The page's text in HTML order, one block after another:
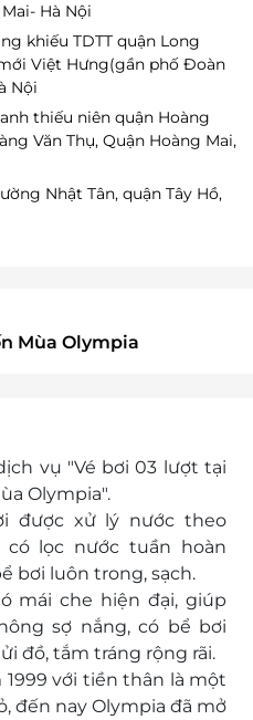
Hà Nội
khiếu TDTT quận Long
Việt Hưng(gần phố Đoàn
Nội
thiếu niên quận Hoàng
Văn Thụ, Quận Hoàng Mai,
Nhật Tân, quận Tây Hồ,
Mùa Olympia
vụ "Vé bơi 03 lượt tại
Olympia".
được xử lý nước theo
lọc nước tuần hoàn
bơi luôn trong, sạch.
mái che hiện đại, giúp
sợ nắng, có bể bơi
đồ, tắm tráng rộng rãi.
với tiền thân là một
đến nay Olympia đã mở